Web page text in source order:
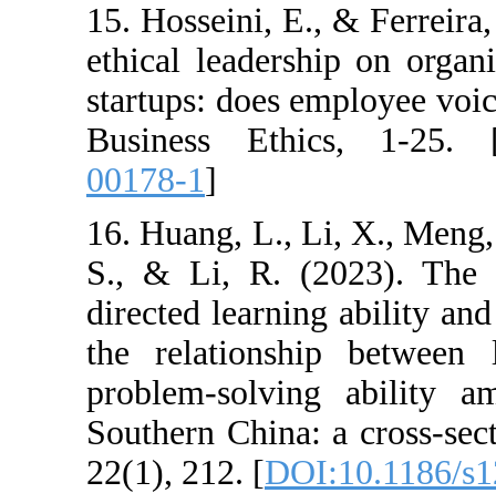
15. Hosseini,
ethical
startups: does
Business
16. Huang, L.,
S., & Li, R.
directed
the
problem-
Southern
22(1), 212. [